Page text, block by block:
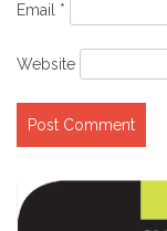
Email *
Website